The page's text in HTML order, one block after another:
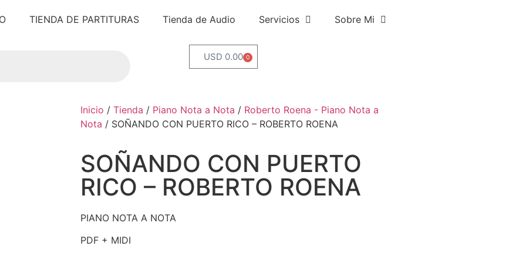
TIENDA DE PARTITURAS Tienda de Audio Servicios Sobre Mi
USD 0.00 0
Inicio / Tienda / Piano Nota a Nota / Roberto Roena - Piano Nota a
Nota / SOÑANDO CON PUERTO RICO – ROBERTO ROENA
SOÑANDO CON PUERTO
RICO – ROBERTO ROENA
PIANO NOTA A NOTA
PDF + MIDI